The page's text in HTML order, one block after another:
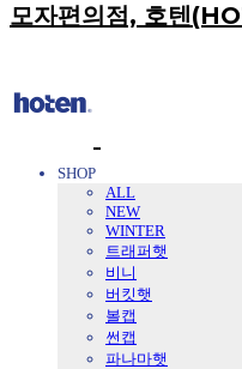
모자편의점, 호텐
SHOP
ALL
NEW
WINTER
트래퍼햇
비니
버킷햇
볼캡
썬캡
파나마햇